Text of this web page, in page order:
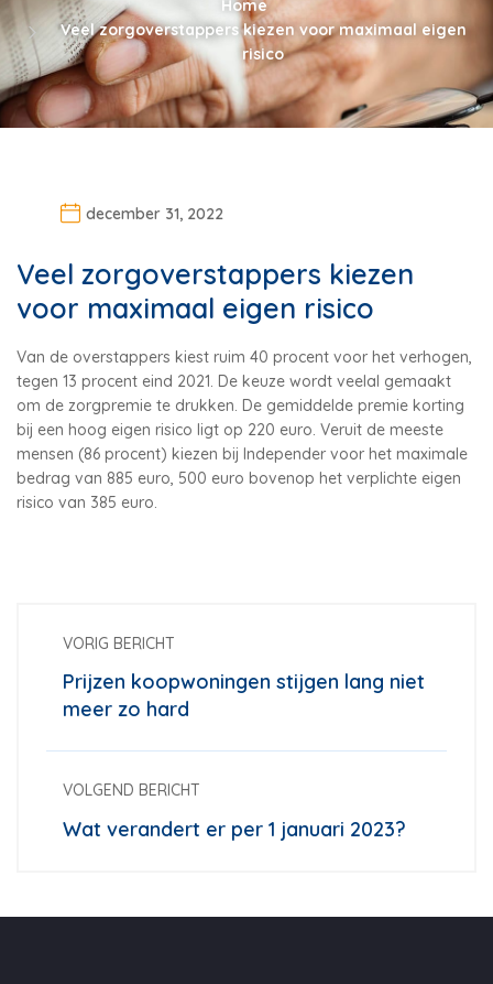
Home
Veel zorgoverstappers kiezen voor maximaal eigen
risico
december 31, 2022
Veel zorgoverstappers kiezen
voor maximaal eigen risico
Van de overstappers kiest ruim 40 procent voor het verhogen,
tegen 13 procent eind 2021. De keuze wordt veelal gemaakt
om de zorgpremie te drukken. De gemiddelde premie korting
bij een hoog eigen risico ligt op 220 euro. Veruit de meeste
mensen (86 procent) kiezen bij Independer voor het maximale
bedrag van 885 euro, 500 euro bovenop het verplichte eigen
risico van 385 euro.
VORIG BERICHT
Prijzen koopwoningen stijgen lang niet
meer zo hard
VOLGEND BERICHT
Wat verandert er per 1 januari 2023?